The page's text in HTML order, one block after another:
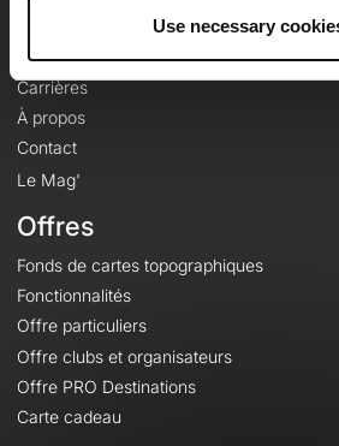
Use necessary
OpenRunner
Equipe
Carrières
À propos
Contact
Le Mag'
Offres
Fonds de cartes topographiques
Fonctionnalités
Offre particuliers
Offre clubs et organisateurs
Offre PRO Destinations
Carte cadeau